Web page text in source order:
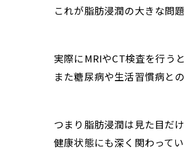
これが脂肪浸潤の大きな問題
実際にMRIやCT検査を行う
また糖尿病や生活習慣病と
つまり脂肪浸潤は見た目だ
健康状態にも深く関わってい